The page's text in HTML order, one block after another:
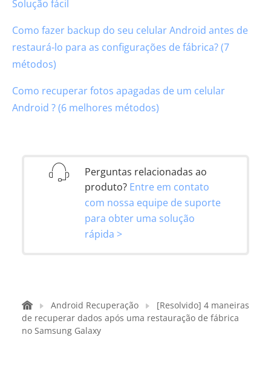
Solução fácil
Como fazer backup do seu celular Android antes de
restaurá-lo para as configurações de fábrica? (7
métodos)
Como recuperar fotos apagadas de um celular
Android ? (6 melhores métodos)
Perguntas relacionadas ao
produto? Entre em contato
com nossa equipe de suporte
para obter uma solução
rápida >
Android Recuperação
[Resolvido] 4 maneiras
de recuperar dados após uma restauração de fábrica
no Samsung Galaxy